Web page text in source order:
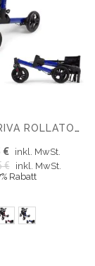
PARVUM RIVA ROLLATOR – DOPPELT FALTBAR UND LEICHTGEWICHTIG (6,6 KG)
€ inkl. MwSt.
€
inkl. MwSt.
Rabatt